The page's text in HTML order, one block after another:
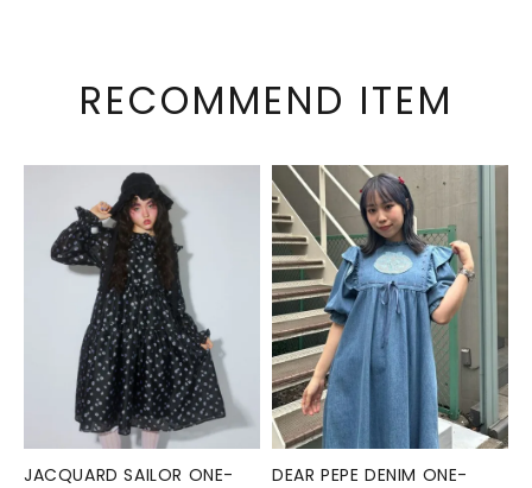
RECOMMEND ITEM
JACQUARD SAILOR ONE-
DEAR PEPE DENIM ONE-